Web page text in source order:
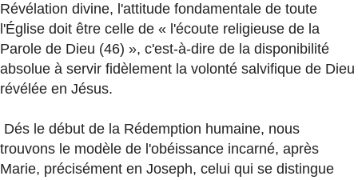
Révélation divine, l'attitude fondamentale de toute
l'Église doit être celle de « l'écoute religieuse de la
Parole de Dieu (46) », c'est-à-dire de la disponibilité
absolue à servir fidèlement la volonté salvifique de Dieu
révélée en Jésus.
Dés le début de la Rédemption humaine, nous
trouvons le modèle de l'obéissance incarné, après
Marie, précisément en Joseph, celui qui se distingue